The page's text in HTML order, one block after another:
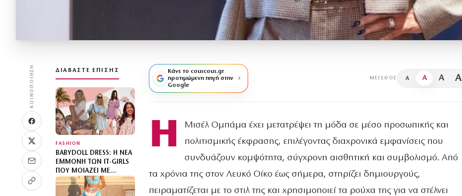
ΚΟΙΝΟΠΟΊΗΣΗ ΔΙΑΒΆΣΤΕ ΕΠΊΣΗΣ
FASHION
BABYDOLL DRESS: Η ΝΈΑ
ΕΜΜΟΝΉ ΤΩΝ IT-GIRLS
ΠΟΥ ΜΟΙΆΖΕΙ ΜΕ
ΝΥΧΤΙΚΌ
Κάνε το couscous.gr
προτιμώμενη πηγή στην
Google
ΜΈΓΕΘΟΣ A A A A
Η
Μισέλ Ομπάμα έχει μετατρέψει τη μόδα σε μέσο προσωπικής και
πολιτισμικής έκφρασης, επιλέγοντας διαχρονικά εμφανίσεις που
συνδυάζουν κομψότητα, σύγχρονη αισθητική και συμβολισμό. Από
τα χρόνια της στον Λευκό Οίκο έως σήμερα, στηρίζει δημιουργούς,
πειραματίζεται με το στιλ της και χρησιμοποιεί τα ρούχα της για να στέλνει